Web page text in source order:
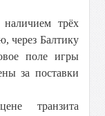
трёх
через Балтику
поле игры
за поставки
транзита